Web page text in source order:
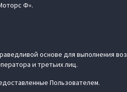
Ф».
основе для выполнения
и третьих лиц.
Пользователем.